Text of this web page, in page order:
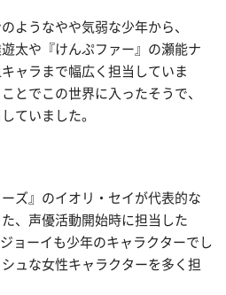
ようなやや気弱な少年から、
太や『けんぷファー』の瀬能ナ
ャラまで幅広く担当していま
とでこの世界に入ったそうで、
ていました。
ズ』のイオリ・セイが代表的な
、声優活動開始時に担当した
ョーイも少年のキャラクターでし
ュな女性キャラクターを多く担